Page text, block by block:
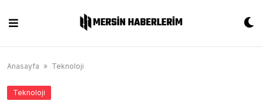
content
Anasayfa » Teknoloji
Teknoloji